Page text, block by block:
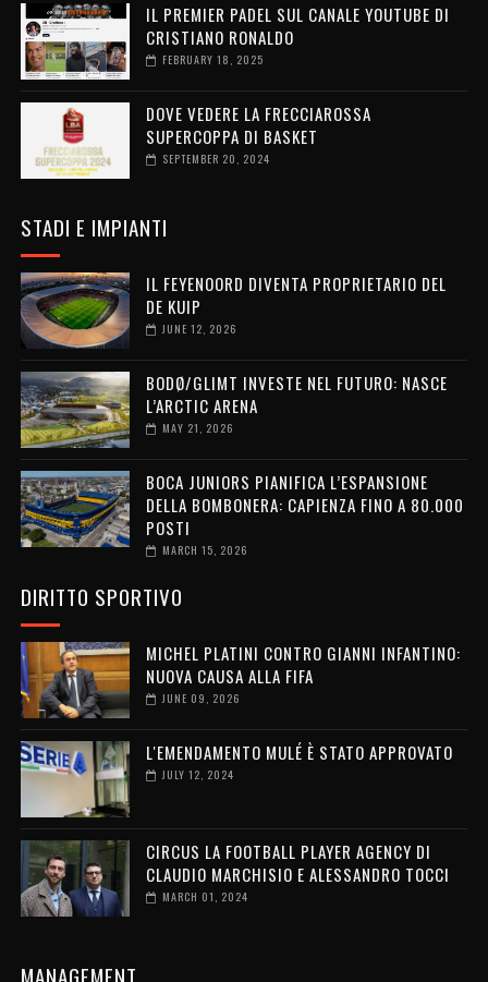
IL PREMIER PADEL SUL CANALE YOUTUBE DI
CRISTIANO RONALDO
FEBRUARY 18, 2025
DOVE VEDERE LA FRECCIAROSSA
SUPERCOPPA DI BASKET
SEPTEMBER 20, 2024
STADI E IMPIANTI
IL FEYENOORD DIVENTA PROPRIETARIO DEL
DE KUIP
JUNE 12, 2026
BODØ/GLIMT INVESTE NEL FUTURO: NASCE
L’ARCTIC ARENA
MAY 21, 2026
BOCA JUNIORS PIANIFICA L’ESPANSIONE
DELLA BOMBONERA: CAPIENZA FINO A 80.000
POSTI
MARCH 15, 2026
DIRITTO SPORTIVO
MICHEL PLATINI CONTRO GIANNI INFANTINO:
NUOVA CAUSA ALLA FIFA
JUNE 09, 2026
L'EMENDAMENTO MULÉ È STATO APPROVATO
JULY 12, 2024
CIRCUS LA FOOTBALL PLAYER AGENCY DI
CLAUDIO MARCHISIO E ALESSANDRO TOCCI
MARCH 01, 2024
MANAGEMENT